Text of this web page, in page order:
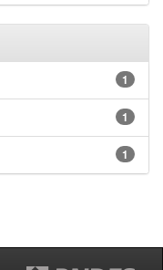
1
1
1